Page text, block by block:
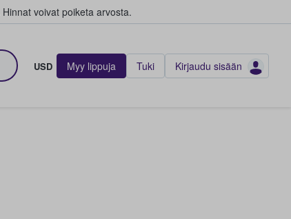
Hinnat voivat poiketa arvosta.
USD Myy lippuja Tuki Kirjaudu sisään